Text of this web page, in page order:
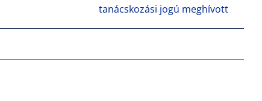
tanácskozási jogú meghívott